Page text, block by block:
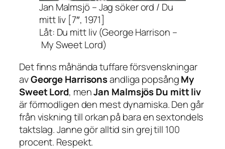
Jan Malmsjö – Jag söker ord / Du
mitt liv [7″, 1971]
Låt: Du mitt liv (George Harrison –
My Sweet Lord)
Det finns måhända tuffare försvenskningar
avGeorge Harrisonsandliga popsångMy
Sweet Lord, menJan MalmsjösDu mitt liv
är förmodligen den mest dynamiska. Den går
från viskning till orkan på bara en sextondels
taktslag. Janne gör alltid sin grej till 100
procent. Respekt.